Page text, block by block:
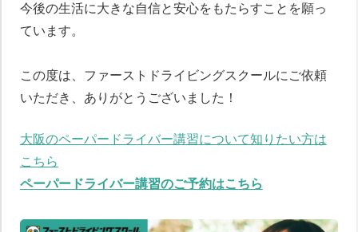
今後の生活に大きな自信と安心をもたらすことを願っ
ています。
この度は、ファーストドライビングスクールにご依頼
いただき、ありがとうございました！
大阪のペーパードライバー講習について知りたい方は
こちら
ペーパードライバー講習のご予約はこちら